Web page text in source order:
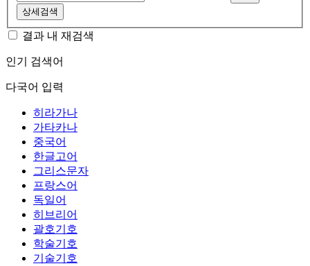
상세검색
결과 내 재검색
인기 검색어
다국어 입력
히라가나
가타카나
중국어
한글고어
그리스문자
프랑스어
독일어
히브리어
괄호기호
학술기호
기술기호